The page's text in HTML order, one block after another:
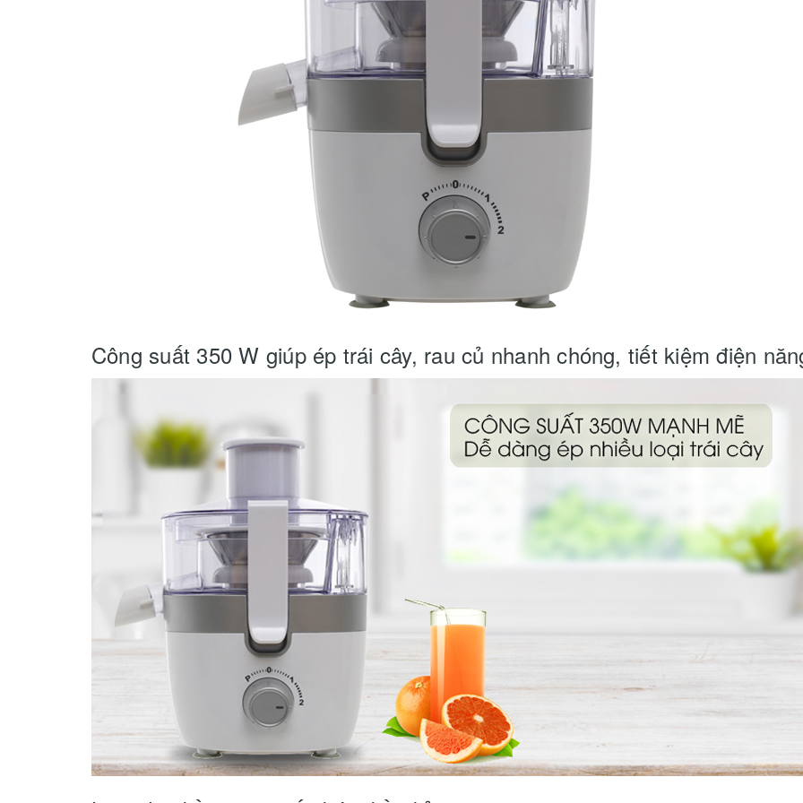
Công suất 350 W giúp ép trái cây, rau củ nhanh chóng, tiết kiệm điện